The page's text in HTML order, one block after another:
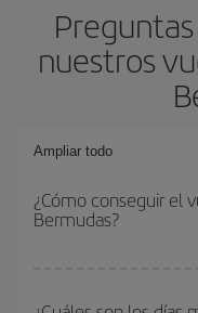
nuestros
Ampliar todo
¿Cómo conseguir el
Bermudas?
barato si evitas